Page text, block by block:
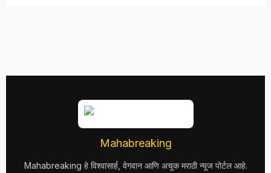
Mahabreaking
Mahabreaking हे विश्वासार्ह, वेगवान आणि अचूक मराठी न्यूज पोर्टल आहे.